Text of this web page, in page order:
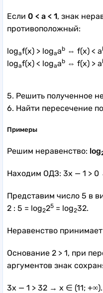
Если 0 < a < 1, знак
противоположный:
logaf(x) > logaab ⇔ f(x) < a
logaf(x) < logaab ⇔ f(x) > a
5. Решить полученное
6. Найти пересечение
Примеры
Решим неравенство: log
Находим ОДЗ: 3x — 1 >
Представим число 5 в
2 : 5 = log225 = log232.
Неравенство
Основание 2 > 1, при
аргументов знак
3x — 1 > 32 → x ∈ (11; +∞).